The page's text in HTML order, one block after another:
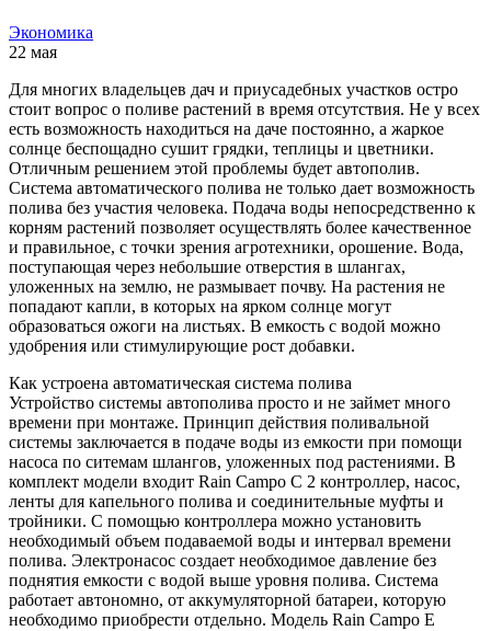
Экономика
22 мая
Для многих владельцев дач и приусадебных участков остро
стоит вопрос о поливе растений в время отсутствия. Не у всех
есть возможность находиться на даче постоянно, а жаркое
солнце беспощадно сушит грядки, теплицы и цветники.
Отличным решением этой проблемы будет автополив.
Система автоматического полива не только дает возможность
полива без участия человека. Подача воды непосредственно к
корням растений позволяет осуществлять более качественное
и правильное, с точки зрения агротехники, орошение. Вода,
поступающая через небольшие отверстия в шлангах,
уложенных на землю, не размывает почву. На растения не
попадают капли, в которых на ярком солнце могут
образоваться ожоги на листьях. В емкость с водой можно
удобрения или стимулирующие рост добавки.
Как устроена автоматическая система полива
Устройство системы автополива просто и не займет много
времени при монтаже. Принцип действия поливальной
системы заключается в подаче воды из емкости при помощи
насоса по ситемам шлангов, уложенных под растениями. В
комплект модели входит Rain Campo С 2 контроллер, насос,
ленты для капельного полива и соединительные муфты и
тройники. С помощью контроллера можно установить
необходимый объем подаваемой воды и интервал времени
полива. Электронасос создает необходимое давление без
поднятия емкости с водой выше уровня полива. Система
работает автономно, от аккумуляторной батареи, которую
необходимо приобрести отдельно. Модель Rain Campo E